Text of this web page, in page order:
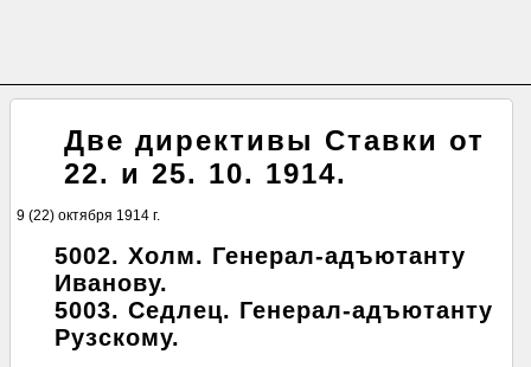
Две директивы Ставки от
22. и 25. 10. 1914.
9 (22) октября 1914 г.
5002. Холм. Генерал-адъютанту
Иванову.
5003. Седлец. Генерал-адъютанту
Рузскому.